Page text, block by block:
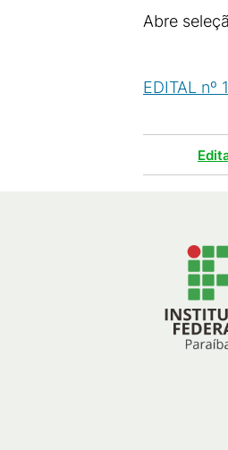
Abre
EDITAL nº